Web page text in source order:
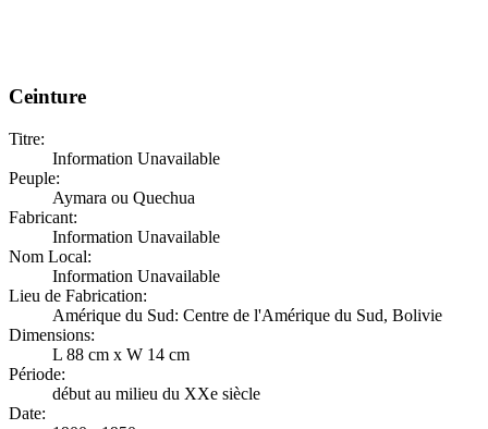
Ceinture
Titre:
Information Unavailable
Peuple:
Aymara ou Quechua
Fabricant:
Information Unavailable
Nom Local:
Information Unavailable
Lieu de Fabrication:
Amérique du Sud: Centre de l'Amérique du Sud, Bolivie
Dimensions:
L 88 cm x W 14 cm
Période:
début au milieu du XXe siècle
Date: